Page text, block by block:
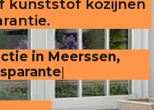
kunststof kozijnen
in Meerssen,
offerte